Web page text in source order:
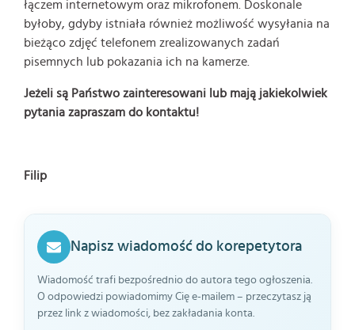
łączem internetowym oraz mikrofonem. Doskonale
byłoby, gdyby istniała również możliwość wysyłania na
bieżąco zdjęć telefonem zrealizowanych zadań
pisemnych lub pokazania ich na kamerze.
Jeżeli są Państwo zainteresowani lub mają jakiekolwiek
pytania zapraszam do kontaktu!
Filip
Napisz wiadomość do korepetytora
Wiadomość trafi bezpośrednio do autora tego ogłoszenia.
O odpowiedzi powiadomimy Cię e-mailem – przeczytasz ją
przez link z wiadomości, bez zakładania konta.